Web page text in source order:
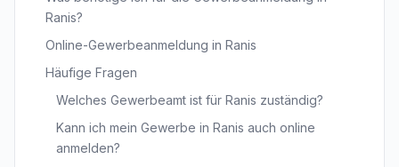
Ranis?
Online-Gewerbeanmeldung in Ranis
Häufige Fragen
Welches Gewerbeamt ist für Ranis zuständig?
Kann ich mein Gewerbe in Ranis auch online
anmelden?